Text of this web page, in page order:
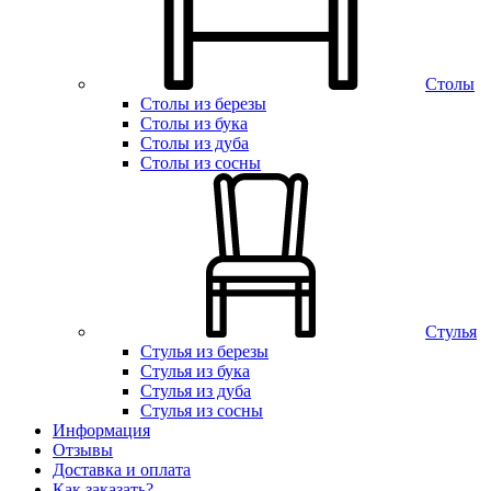
Столы
Столы из березы
Столы из бука
Столы из дуба
Столы из сосны
Стулья
Стулья из березы
Стулья из бука
Стулья из дуба
Стулья из сосны
Информация
Отзывы
Доставка и оплата